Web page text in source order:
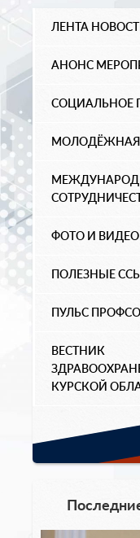
ЛЕНТА
АНОНС
СОЦИАЛЬНОЕ
МОЛОДЁЖНАЯ
ФОТО И ВИДЕО
ПОЛЕЗНЫЕ
ПУЛЬС
ВЕСТНИК
КУРСКОЙ